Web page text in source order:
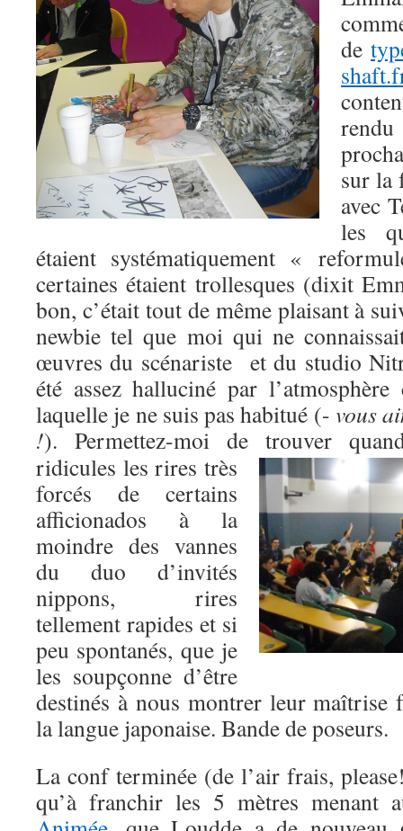
de
sur la
avec
les
étaient systématiquement «
certaines étaient trollesques (dixit
bon, c’était tout de même plaisant à
newbie tel que moi qui ne
œuvres du scénariste et du studio
été assez halluciné par
laquelle je ne suis pas habitué (- vous
!). Permettez-moi de trouver
ridicules les rires très
forcés de certains
afficionados à la
moindre des vannes
du duo d’invités
nippons, rires
tellement rapides et si
peu spontanés, que je
les soupçonne d’être
destinés à nous montrer leur maîtrise
la langue japonaise. Bande de poseurs.
La conf terminée (de l’air frais,
qu’à franchir les 5 mètres